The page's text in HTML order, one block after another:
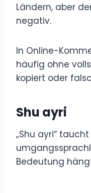
Ländern, aber
negativ.
In Online-
häufig ohne
kopiert oder
Shu ayri
„Shu ayri“
Bedeutung